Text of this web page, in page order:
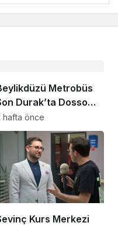
Metrobüs
Durak’ta Dosso
Coffee coşkusu
hafta önce
Kurs Merkezi